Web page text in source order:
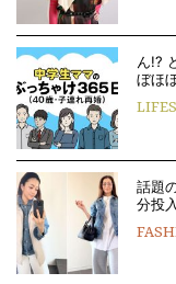
ん!?
ぼほ
話題
分投